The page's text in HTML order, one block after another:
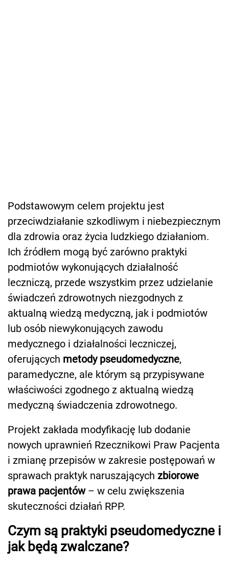
Podstawowym celem projektu jest
przeciwdziałanie szkodliwym i niebezpiecznym
dla zdrowia oraz życia ludzkiego działaniom.
Ich źródłem mogą być zarówno praktyki
podmiotów wykonujących działalność
leczniczą, przede wszystkim przez udzielanie
świadczeń zdrowotnych niezgodnych z
aktualną wiedzą medyczną, jak i podmiotów
lub osób niewykonujących zawodu
medycznego i działalności leczniczej,
oferujących metody pseudomedyczne,
paramedyczne, ale którym są przypisywane
właściwości zgodnego z aktualną wiedzą
medyczną świadczenia zdrowotnego.
Projekt zakłada modyfikację lub dodanie
nowych uprawnień Rzecznikowi Praw Pacjenta
i zmianę przepisów w zakresie postępowań w
sprawach praktyk naruszających zbiorowe
prawa pacjentów– w celu zwiększenia
skuteczności działań RPP.
Czym są praktyki pseudomedyczne i
jak będą zwalczane?